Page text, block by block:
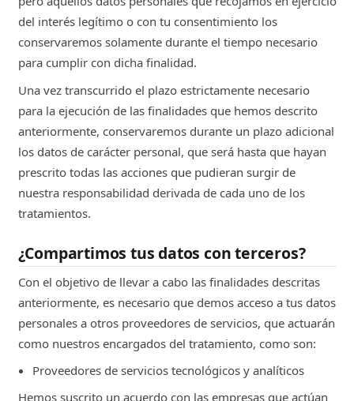
Para ofrecer funciones automatizadas
que te ayuden a navegar por la web,
resolver dudas o guiarte en determinados
procesos mediante herramientas de
que te ofrecemos a partir de tus
interacciones, permitiendo que las
respuestas, recomendaciones y otros
resultados sean más útiles y acordes a tu
perfil y actividad en la web.
del interés legítimo o con tu consentimiento los
conservaremos solamente durante el tiempo necesario
para cumplir con dicha finalidad.
Una vez transcurrido el plazo estrictamente necesario
para la ejecución de las finalidades que hemos descrito
anteriormente, conservaremos durante un plazo adicional
los datos de carácter personal, que será hasta que hayan
prescrito todas las acciones que pudieran surgir de
nuestra responsabilidad derivada de cada uno de los
tratamientos.
¿Compartimos tus datos con terceros?
Con el objetivo de llevar a cabo las finalidades descritas
anteriormente, es necesario que demos acceso a tus datos
personales a otros proveedores de servicios, que actuarán
como nuestros encargados del tratamiento, como son:
Proveedores de servicios tecnológicos y analíticos
Hemos suscrito un acuerdo con las empresas que actúan